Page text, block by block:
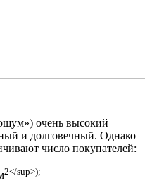
очень высокий
и долговечный. Однако
число покупателей:
2</sup>);